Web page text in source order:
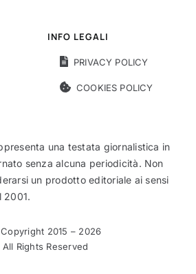
INFO LEGALI
PRIVACY POLICY
COOKIES POLICY
una testata giornalistica in
senza alcuna periodicità. Non
un prodotto editoriale ai sensi
2001.
2015 – 2026
All Rights Reserved